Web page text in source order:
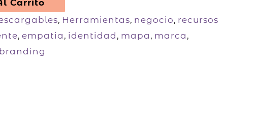
Carrito
, Herramientas, negocio, recursos
, empatia , identidad , mapa , marca ,